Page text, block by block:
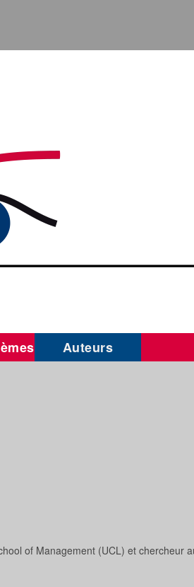
Auteurs
of Management (UCL) et chercheur